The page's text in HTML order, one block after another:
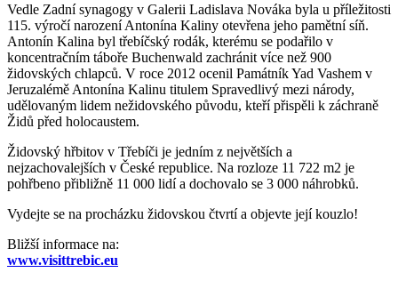
Vedle Zadní synagogy v Galerii Ladislava Nováka byla u příležitosti
115. výročí narození Antonína Kaliny otevřena jeho pamětní síň.
Antonín Kalina byl třebíčský rodák, kterému se podařilo v
koncentračním táboře Buchenwald zachránit více než 900
židovských chlapců. V roce 2012 ocenil Památník Yad Vashem v
Jeruzalémě Antonína Kalinu titulem Spravedlivý mezi národy,
udělovaným lidem nežidovského původu, kteří přispěli k záchraně
Židů před holocaustem.
Židovský hřbitov v Třebíči je jedním z největších a
nejzachovalejších v České republice. Na rozloze 11 722 m2 je
pohřbeno přibližně 11 000 lidí a dochovalo se 3 000 náhrobků.
Vydejte se na procházku židovskou čtvrtí a objevte její kouzlo!
Bližší informace na:
www.visittrebic.eu